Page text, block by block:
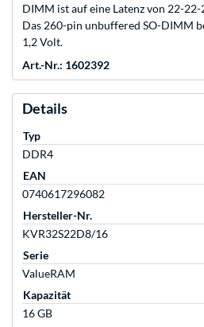
DIMM ist auf eine Latenz von 22-
Das 260-pin unbuffered SO-DIMM
1,2 Volt.
Art.-Nr.: 1602392
Details
Typ
DDR4
EAN
0740617296082
Hersteller-Nr.
KVR32S22D8/16
Serie
ValueRAM
Kapazität
16 GB